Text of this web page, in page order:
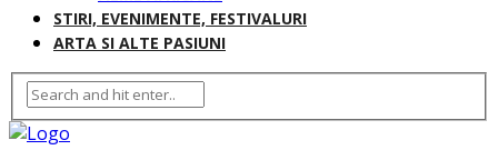
STIRI, EVENIMENTE, FESTIVALURI
ARTA SI ALTE PASIUNI